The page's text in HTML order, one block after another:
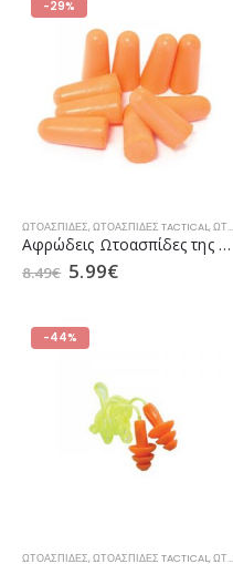
-29%
ΩΤΟΑΣΠΊΔΕΣ,ΩΤΟΑΣΠΊΔΕΣ TACTICAL,ΩΤΟΑΣΠΊΔΕΣ ΚΥΝΗΓΙΟΎ
Αφρώδεις Ωτοασπίδες της BIRCHWOOD CASEY NRR 32 db (5τμχ)
8.49€ 5.99€
-44%
ΩΤΟΑΣΠΊΔΕΣ,ΩΤΟΑΣΠΊΔΕΣ TACTICAL,ΩΤΟΑΣΠΊΔΕΣ ΚΥΝΗΓΙΟΎ